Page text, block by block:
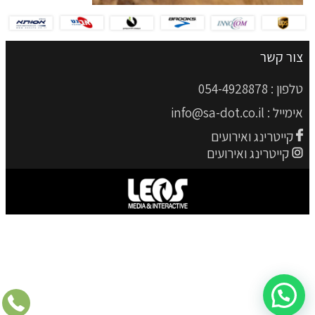
צור קשר
טלפון : 054-4928878
אימייל : info@sa-dot.co.il
קייטרינג ואירועים
קייטרינג ואירועים